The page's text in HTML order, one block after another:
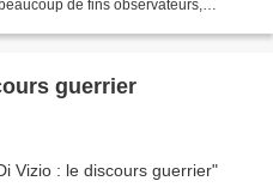
de fins observateurs,
guerrier